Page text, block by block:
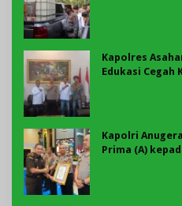
Kapolres
Edukasi Cegah
Kapolri
Prima (A)